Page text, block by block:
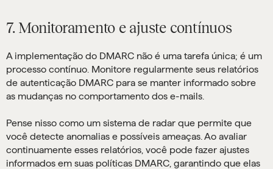
7. Monitoramento e ajuste contínuos
A implementação do DMARC não é uma tarefa única; é um
processo contínuo. Monitore regularmente seus relatórios
de autenticação DMARC para se manter informado sobre
as mudanças no comportamento dos e-mails.
Pense nisso como um sistema de radar que permite que
você detecte anomalias e possíveis ameaças. Ao avaliar
continuamente esses relatórios, você pode fazer ajustes
informados em suas políticas DMARC, garantindo que elas